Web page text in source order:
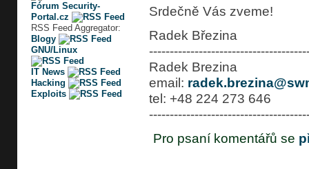
Fórum Security-
Portal.cz
RSS Feed Aggregator:
Blogy
GNU/Linux
IT News
Hacking
Exploits
Srdečně Vás zveme!
Radek Březina
Radek Brezina
email:
tel: +48 224 273 646
Pro psaní komentářů se